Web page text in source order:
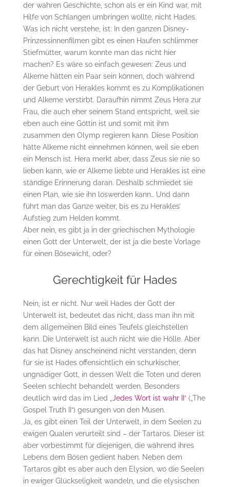
der wahren Geschichte, schon als er ein Kind war, mit
Hilfe von Schlangen umbringen wollte, nicht Hades.
Was ich nicht verstehe, ist: In den ganzen Disney-
Prinzessinnenfilmen gibt es einen Haufen schlimmer
Stiefmütter, warum konnte man das nicht hier
machen? Es wäre so einfach gewesen: Zeus und
Alkeme hätten ein Paar sein können, doch während
der Geburt von Herakles kommt es zu Komplikationen
und Alkeme verstirbt. Daraufhin nimmt Zeus Hera zur
Frau, die auch eher seinem Stand entspricht, weil sie
eben auch eine Göttin ist und somit mit ihm
zusammen den Olymp regieren kann. Diese Position
hätte Alkeme nicht einnehmen können, weil sie eben
ein Mensch ist. Hera merkt aber, dass Zeus sie nie so
lieben kann, wie er Alkeme liebte und Herakles ist eine
ständige Erinnerung daran. Deshalb schmiedet sie
einen Plan, wie sie ihn loswerden kann… Und dann
führt man das Ganze weiter, bis es zu Herakles’
Aufstieg zum Helden kommt.
Aber nein, es gibt ja in der griechischen Mythologie
einen Gott der Unterwelt, der ist ja die beste Vorlage
für einen Bösewicht, oder?
Gerechtigkeit für Hades
Nein, ist er nicht. Nur weil Hades der Gott der
Unterwelt ist, bedeutet das nicht, dass man ihn mit
dem allgemeinen Bild eines Teufels gleichstellen
kann. Die Unterwelt ist auch nicht wie die Hölle. Aber
das hat Disney anscheinend nicht verstanden, denn
für sie ist Hades offensichtlich ein schurkischer,
ungnädiger Gott, in dessen Welt die Toten und deren
Seelen schlecht behandelt werden. Besonders
deutlich wird das im Lied „ Jedes Wort ist wahr II “ („The
Gospel Truth II“) gesungen von den Musen.
Ja, es gibt einen Teil der Unterwelt, in dem Seelen zu
ewigen Qualen verurteilt sind – der Tartaros. Dieser ist
aber vorbestimmt für diejenigen, die während ihres
Lebens dem Bösen gedient haben. Neben dem
Tartaros gibt es aber auch den Elysion, wo die Seelen
in ewiger Glückseligkeit wandeln, und die elysischen